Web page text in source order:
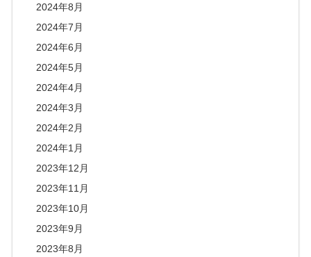
2024年8月
2024年7月
2024年6月
2024年5月
2024年4月
2024年3月
2024年2月
2024年1月
2023年12月
2023年11月
2023年10月
2023年9月
2023年8月